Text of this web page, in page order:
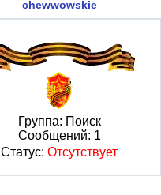
chewwowskie
Группа: Поиск
Сообщений: 1
Статус: Отсутствует